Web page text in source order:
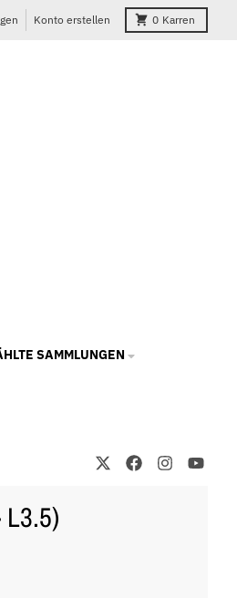
Konto erstellen 0 Karren
SAMMLUNGEN
L3.5)